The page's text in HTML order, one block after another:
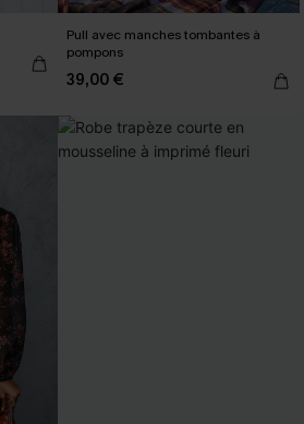
Pull avec manches tombantes à
pompons
39,00 €